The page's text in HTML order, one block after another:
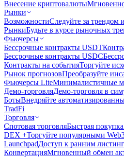
Внесение криптовалюты
Рынки
ВозможностиСледуйте за трендом
РынкиБудьте в курсе рыночных
Фьючерсы
Бессрочные контракты USDT
Бессрочные контракты USDC
Контракты на событияТоргуйте
Рынок прогнозовПреобразуйте
Фьючерсы LiteМинималистичные
Демо-торговляДемо-торговля в
БотыВнедряйте
TradFi
Торговля
Спотовая торговляБыстрая
DEX +Торгуйте популярными
LaunchpadДоступ к ранним
КонвертацияМгновенный обмен